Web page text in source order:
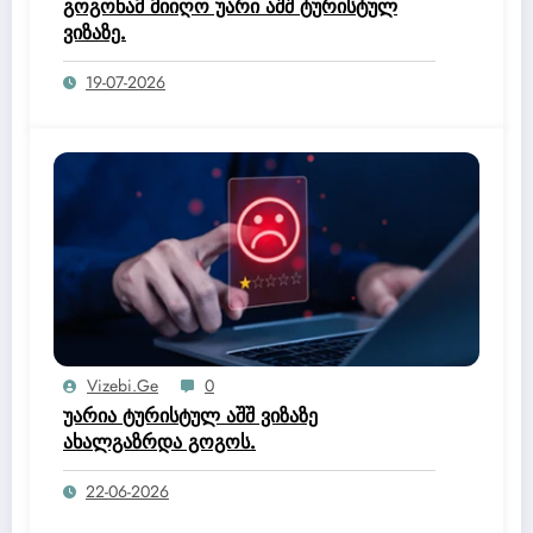
გოგონამ მიიღო უარი აშშ ტურისტულ
ვიზაზე.
19-07-2026
Vizebi.ge 0
უარია ტურისტულ აშშ ვიზაზე
ახალგაზრდა გოგოს.
22-06-2026